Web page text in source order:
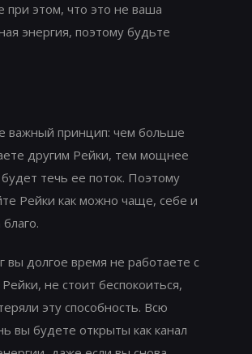
при этом, что это не ваша
энергия, поэтому будьте
важный принцип: чем больше
другим Рейки, тем мощнее
течь ее поток. Поэтому
Рейки как можно чаще, себе и
вы долгое время не работаете с
не стоит беспокоиться,
эту способность. Всю
вы будете открыты как канал